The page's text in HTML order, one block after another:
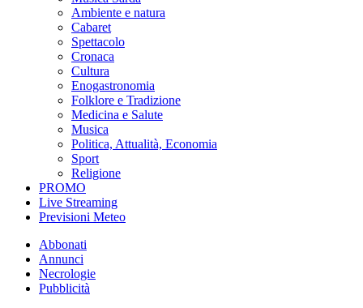
Ambiente e natura
Cabaret
Spettacolo
Cronaca
Cultura
Enogastronomia
Folklore e Tradizione
Medicina e Salute
Musica
Politica, Attualità, Economia
Sport
Religione
PROMO
Live Streaming
Previsioni Meteo
Abbonati
Annunci
Necrologie
Pubblicità